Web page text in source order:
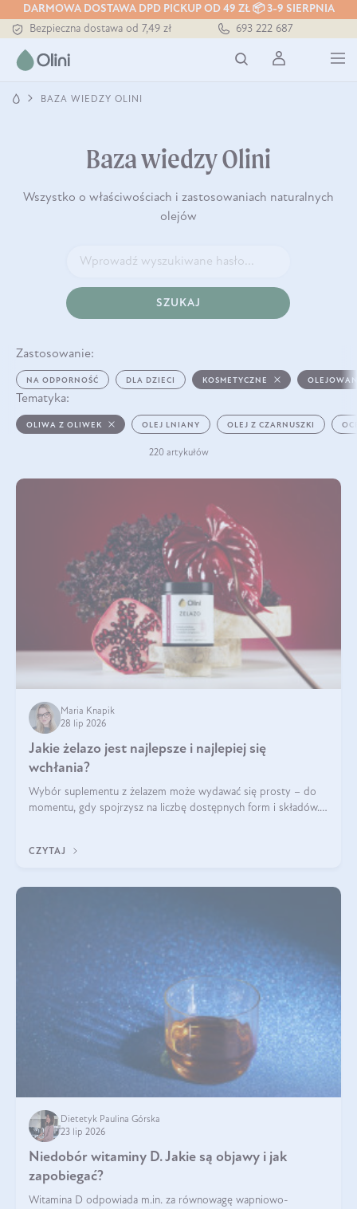
DARMOWA DOSTAWA DPD PICKUP OD 49 ZŁ 📦 3-9 SIERPNIA
Bezpieczna dostawa od 7,49 zł
Darmowa dostawa od 199 zł
Tłoczony zawsze na zimno
693 222 687
BAZA WIEDZY OLINI
Baza wiedzy Olini
Wszystko o właściwościach i zastosowaniach naturalnych
olejów
SZUKAJ
Zastosowanie:
NA ODPORNOŚĆ DLA DZIECI KOSMETYCZNE
Tematyka:
OLIWA Z OLIWEK OLEJ LNIANY OLEJ Z CZARNUSZKI
220 artykułów
Maria Knapik
28 lip 2026
Jakie żelazo jest najlepsze i najlepiej się
wchłania?
Wybór suplementu z żelazem może wydawać się prosty – do
momentu, gdy spojrzysz na liczbę dostępnych form i składów.
zawierać suplement?
CZYTAJ
Dietetyk Paulina Górska
23 lip 2026
Niedobór witaminy D. Jakie są objawy i jak
zapobiegać?
Witamina D odpowiada m.in. za równowagę wapniowo-